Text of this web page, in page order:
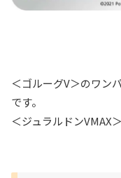
＜ゴルーグV＞のワン
です。
＜ジュラルドンVMAX